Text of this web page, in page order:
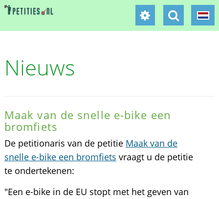
Nieuws
Maak van de snelle e-bike een
bromfiets
De petitionaris van de petitie Maak van de
snelle e-bike een bromfiets vraagt u de petitie
te ondertekenen:
"Een e-bike in de EU stopt met het geven van